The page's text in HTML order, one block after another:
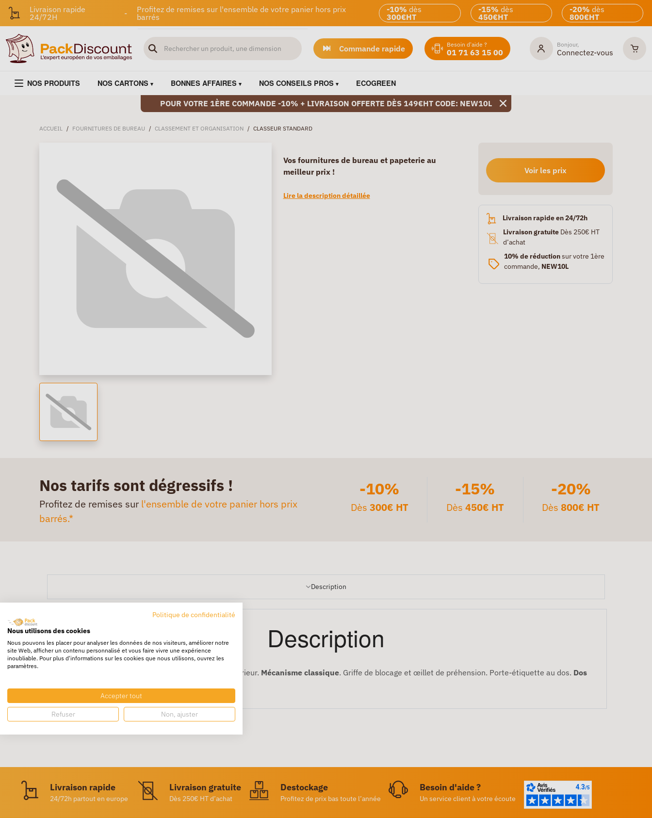
Livraison rapide
24/72H
-
Profitez de remises sur l'ensemble de votre panier hors prix
barrés
-10% dès
300€HT
-15% dès
450€HT
-20% dès
800€HT
Commande rapide Besoin d'aide ?
01 71 63 15 00
Bonjour,
Connectez-vous
NOS PRODUITS NOS CARTONS BONNES AFFAIRES NOS CONSEILS PROS ECOGREEN
POUR VOTRE 1ÈRE COMMANDE -10% + LIVRAISON OFFERTE DÈS 149€HT CODE: NEW10L
ACCUEIL / FOURNITURES DE BUREAU / CLASSEMENT ET ORGANISATION / CLASSEUR STANDARD
Vos fournitures de bureau et papeterie au
meilleur prix !
Lire la description détaillée
Voir les prix
Livraison rapide en 24/72h
Livraison gratuiteDès 250€ HT
d’achat
10% de réductionsur votre 1ère
commande, NEW10L
Nos tarifs sont dégressifs !
Profitez de remises sur l'ensemble de votre panier hors prix
barrés.*
-10%
Dès 300€ HT
-15%
Dès 450€ HT
-20%
Dès800€ HT
Description
Description
En carton rembordé polypropylène intérieur et extérieur. Mécanisme classique. Griffe de blocage et œillet de préhension. Porte-étiquette au dos. Dos
de 7,5 cm.
Livraison rapide
24/72h partout en europe
Livraison gratuite
Dès 250€ HT d’achat
Destockage
Profitez de prix bas toute l’année
Besoin d'aide ?
Un service client à votre écoute
Politique de confidentialité
Nous utilisons des cookies
Nous pouvons les placer pour analyser les données de nos visiteurs, améliorer notre
site Web, afficher un contenu personnalisé et vous faire vivre une expérience
inoubliable. Pour plus d'informations sur les cookies que nous utilisons, ouvrez les
paramètres.
Accepter tout
Refuser Non, ajuster